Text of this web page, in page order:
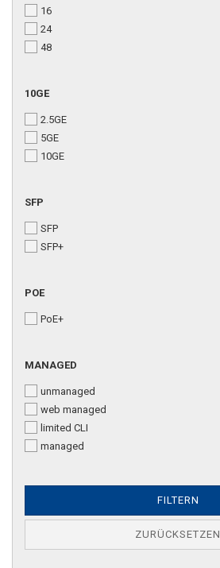
16
24
48
10GE
2.5GE
5GE
10GE
SFP
SFP
SFP+
POE
PoE+
MANAGED
unmanaged
web managed
limited CLI
managed
FILTERN
ZURÜCKSETZEN